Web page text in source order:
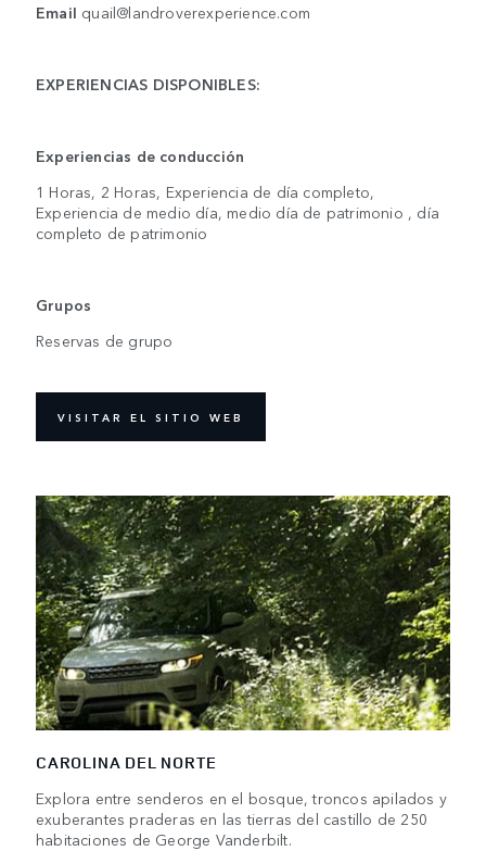
Email quail@landroverexperience.com
EXPERIENCIAS DISPONIBLES:
Experiencias de conducción
1 Horas, 2 Horas, Experiencia de día completo,
Experiencia de medio día, medio día de patrimonio , día
completo de patrimonio
Grupos
Reservas de grupo
VISITAR EL SITIO WEB
CAROLINA DEL NORTE
Explora entre senderos en el bosque, troncos apilados y
exuberantes praderas en las tierras del castillo de 250
habitaciones de George Vanderbilt.